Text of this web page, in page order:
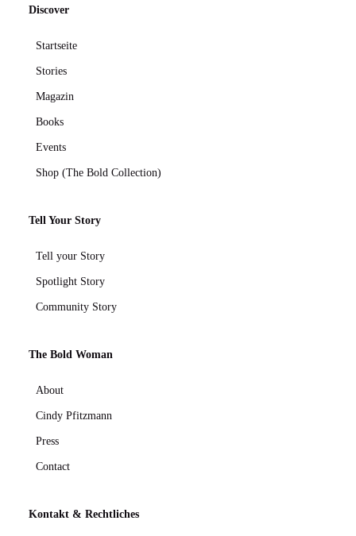
Discover
Startseite
Stories
Magazin
Books
Events
Shop (The Bold Collection)
Tell Your Story
Tell your Story
Spotlight Story
Community Story
The Bold Woman
About
Cindy Pfitzmann
Press
Contact
Kontakt & Rechtliches